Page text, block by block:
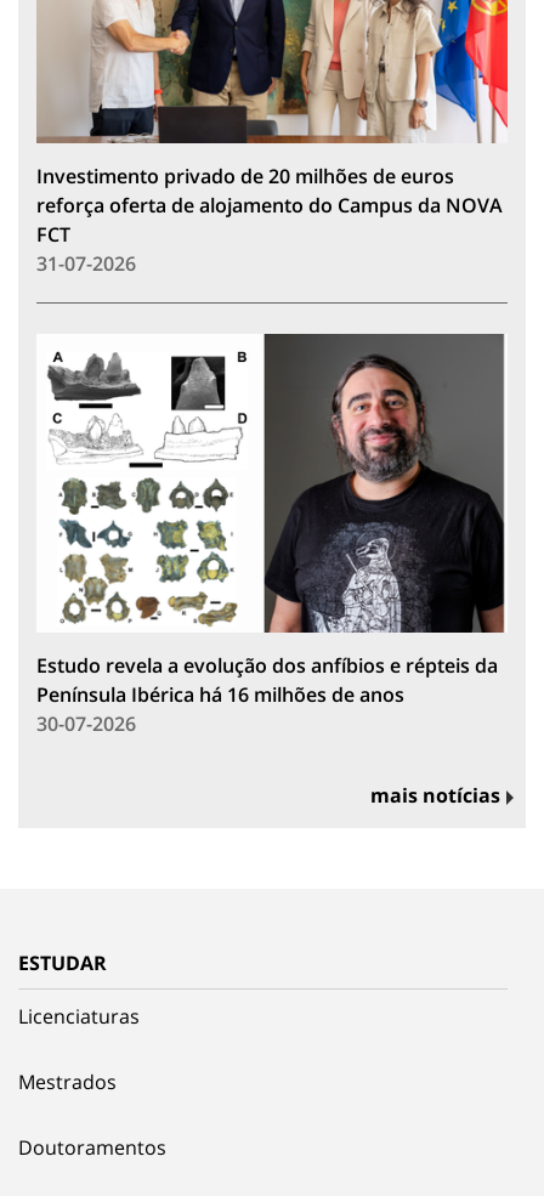
Investimento privado de 20 milhões de euros
reforça oferta de alojamento do Campus da NOVA
FCT
31-07-2026
Estudo revela a evolução dos anfíbios e répteis da
Península Ibérica há 16 milhões de anos
30-07-2026
mais notícias
ESTUDAR
Licenciaturas
Mestrados
Doutoramentos